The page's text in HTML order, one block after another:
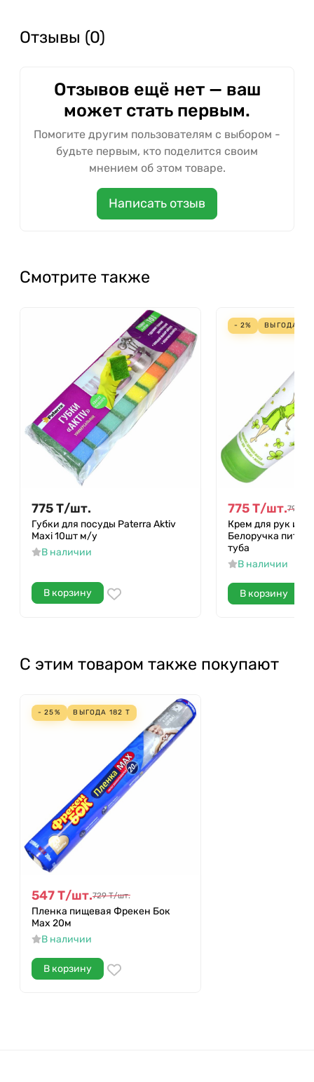
Отзывы (0)
Отзывов ещё нет — ваш
может стать первым.
Помогите другим пользователям с выбором -
будьте первым, кто поделится своим
мнением об этом товаре.
Написать отзыв
Смотрите также
775Т/шт.
Губки для посуды Paterra Aktiv
Maxi 10шт м/у
В наличии
В корзину
- 2% ВЫГОДА
775Т/шт.794
Крем для рук и
Белоручка
туба
В наличии
В корзину
С этим товаром также покупают
- 25% ВЫГОДА 182 Т
547Т/шт.729 Т/шт.
Пленка пищевая Фрекен Бок
Max 20м
В наличии
В корзину